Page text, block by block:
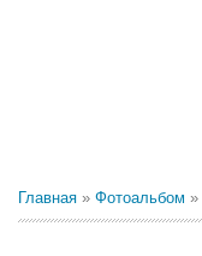
Главная » Фотоальбом »